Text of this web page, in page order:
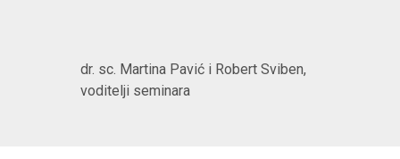
dr. sc. Martina Pavić i Robert Sviben,
voditelji seminara